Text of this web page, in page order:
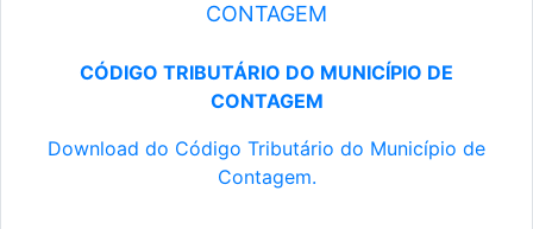
CONTAGEM
CÓDIGO TRIBUTÁRIO DO MUNICÍPIO DE
CONTAGEM
Download do Código Tributário do Município de
Contagem.